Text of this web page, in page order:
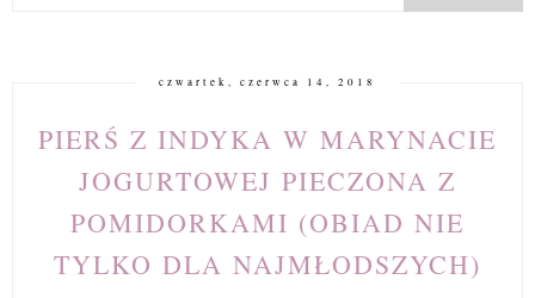
czwartek, czerwca 14, 2018
PIERŚ Z INDYKA W MARYNACIE
JOGURTOWEJ PIECZONA Z
POMIDORKAMI (OBIAD NIE
TYLKO DLA NAJMŁODSZYCH)